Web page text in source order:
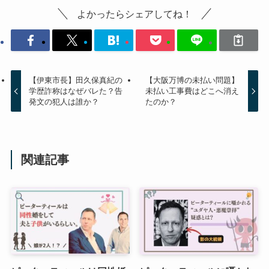
よかったらシェアしてね！
【伊東市長】田久保真紀の
学歴詐称はなぜバレた？告
発文の犯人は誰か？
【大阪万博の未払い問題】
未払い工事費はどこへ消え
たのか？
関連記事